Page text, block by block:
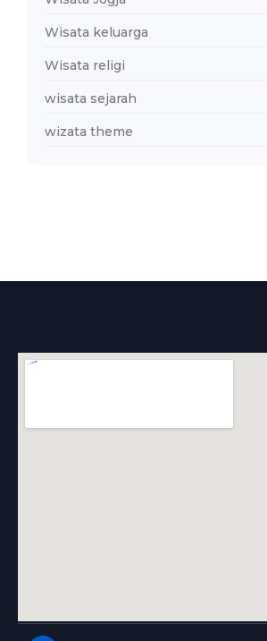
Wisata keluarga
Wisata religi
wisata sejarah
wizata theme